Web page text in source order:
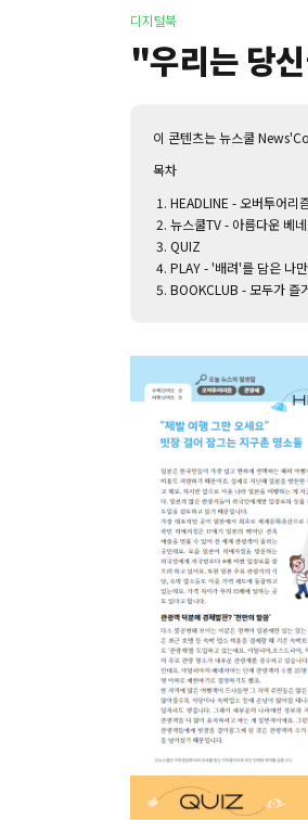
디지털북
"우리는 당
이 콘텐츠는 뉴스쿨
목차
HEADLINE - 오버투어리
뉴스쿨TV - 아름다운 베
QUIZ
PLAY - '배려'를 담은 나
BOOKCLUB - 모두가 즐